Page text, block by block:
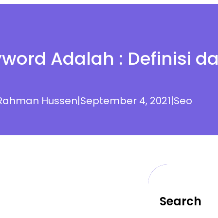
Adalah : Definisi
Hussen|September 4, 2021|Seo
Search